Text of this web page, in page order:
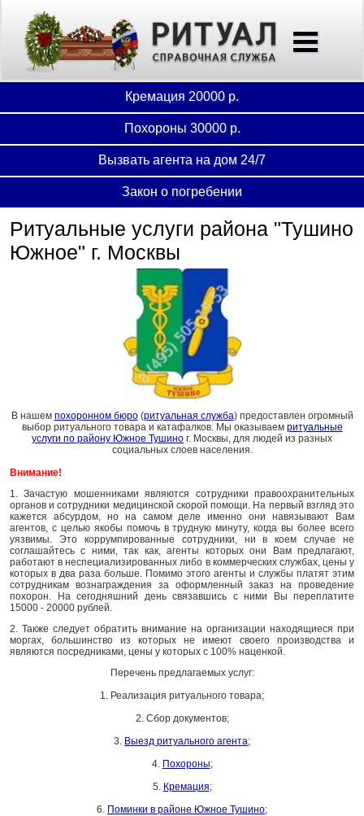
Кремация 20000 р.
Похороны 30000 р.
Вызвать агента на дом 24/7
Закон о погребении
Ритуальные услуги района "Тушино
Южное" г. Москвы
В нашем похоронном бюро(ритуальная служба) предоставлен огромный
выбор ритуального товара и катафалков. Мы оказываем ритуальные
услуги по району Южное Тушино г. Москвы, для людей из разных
социальных слоев населения.
Внимание!
1. Зачастую мошенниками являются сотрудники правоохранительных
органов и сотрудники медицинской скорой помощи. На первый взгляд это
кажется абсурдом, но на самом деле именно они навязывают Вам
агентов, с целью якобы помочь в трудную минуту, когда вы более всего
уязвимы. Это коррумпированные сотрудники, ни в коем случае не
соглашайтесь с ними, так как, агенты которых они Вам предлагают,
работают в неспециализированных либо в коммерческих службах, цены у
которых в два раза больше. Помимо этого агенты и службы платят этим
сотрудникам вознаграждения за оформленный заказ на проведение
похорон. На сегодняшний день связавшись с ними Вы переплатите
15000 - 20000 рублей.
2. Также следует обратить внимание на организации находящиеся при
моргах, большинство из которых не имеют своего производства и
являются посредниками, цены у которых с 100% наценкой.
Перечень предлагаемых услуг:
1. Реализация ритуального товара;
2. Сбор документов;
3. Выезд ритуального агента;
4. Похороны;
5. Кремация;
6. Поминки в районе Южное Тушино;